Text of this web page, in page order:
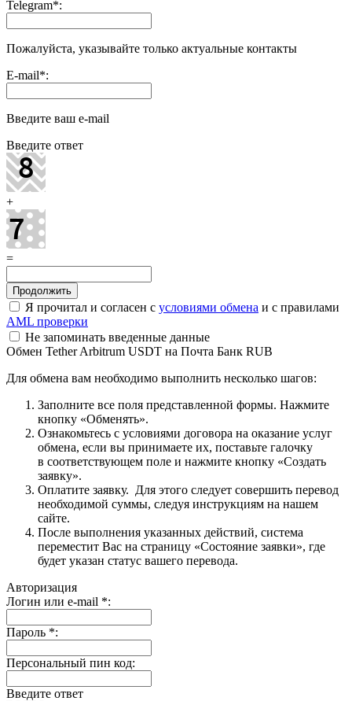
Telegram*:
Пожалуйста, указывайте только актуальные контакты
E-mail*:
Введите ваш e-mail
Введите ответ
+
=
Я прочитал и согласен с условиями обмена и с правилами
AML проверки
Не запоминать введенные данные
Обмен Tether Arbitrum USDT на Почта Банк RUB
Для обмена вам необходимо выполнить несколько шагов:
Заполните все поля представленной формы. Нажмите
кнопку «Обменять».
Ознакомьтесь с условиями договора на оказание услуг
обмена, если вы принимаете их, поставьте галочку
в соответствующем поле и нажмите кнопку «Создать
заявку».
Оплатите заявку. Для этого следует совершить перевод
необходимой суммы, следуя инструкциям на нашем
сайте.
После выполнения указанных действий, система
переместит Вас на страницу «Состояние заявки», где
будет указан статус вашего перевода.
Авторизация
Логин или e-mail *:
Пароль *:
Персональный пин код:
Введите ответ